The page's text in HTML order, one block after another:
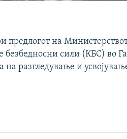
предлогот на
сили (КБС) во
на разгледување и